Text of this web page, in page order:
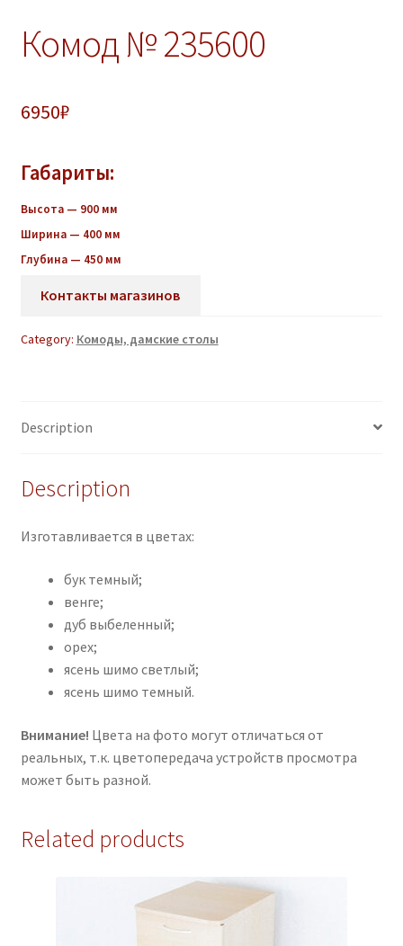
Комод № 235600
6950₽
Габариты:
Высота — 900 мм
Ширина — 400 мм
Глубина — 450 мм
Контакты магазинов
Category: Комоды, дамские столы
Description
Description
Изготавливается в цветах:
бук темный;
венге;
дуб выбеленный;
орех;
ясень шимо светлый;
ясень шимо темный.
Внимание! Цвета на фото могут отличаться от
реальных, т.к. цветопередача устройств просмотра
может быть разной.
Related products